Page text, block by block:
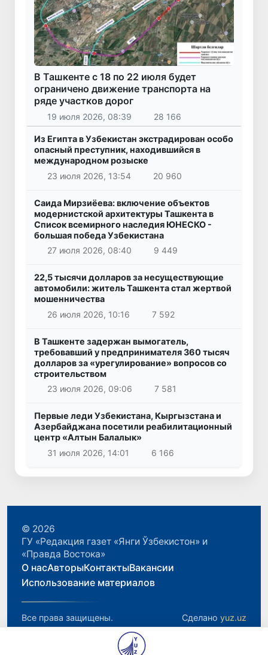
В Ташкенте с 18 по 22 июля будет
ограничено движение транспорта на
ряде участков дорог
19 июля 2026, 08:39 28 166
Из Египта в Узбекистан экстрадирован особо
опасный преступник, находившийся в
международном розыске
23 июля 2026, 13:54
20 960
Саида Мирзиёева: включение объектов
модернистской архитектуры Ташкента в
Список всемирного наследия ЮНЕСКО -
большая победа Узбекистана
27 июля 2026, 08:40
9 449
22,5 тысячи долларов за несуществующие
автомобили: житель Ташкента стал жертвой
мошенничества
26 июля 2026, 10:16
7 592
В Ташкенте задержан вымогатель,
требовавший у предпринимателя 360 тысяч
долларов за «урегулирование» вопросов со
строительством
23 июля 2026, 09:06
7 581
Первые леди Узбекистана, Кыргызстана и
Азербайджана посетили реабилитационный
центр «Алтын Балалык»
31 июля 2026, 14:01
6 166
© 2026
ГУ «Редакция газет «Янги Ўзбекистон» и
«Правда Востока»
О насАвторыКонтактыВакансии
Использование материалов
Все права защищены. Сделано yuz.uz